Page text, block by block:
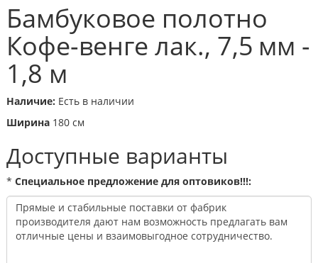
Бамбуковое полотно
Кофе-венге лак., 7,5 мм -
1,8 м
Наличие: Есть в наличии
Ширина 180 cм
Доступные варианты
* Специальное предложение для оптовиков!!!: